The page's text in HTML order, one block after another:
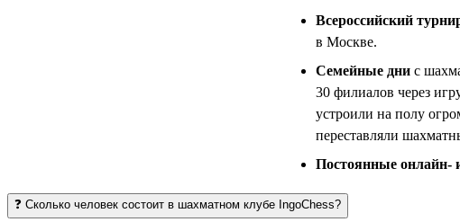
Всероссийский
в Москве.
Семейные дни с
30 филиалов через
устроили на полу
переставляли
Постоянные онлайн-
❓ Сколько человек состоит в шахматном клубе IngoChess?